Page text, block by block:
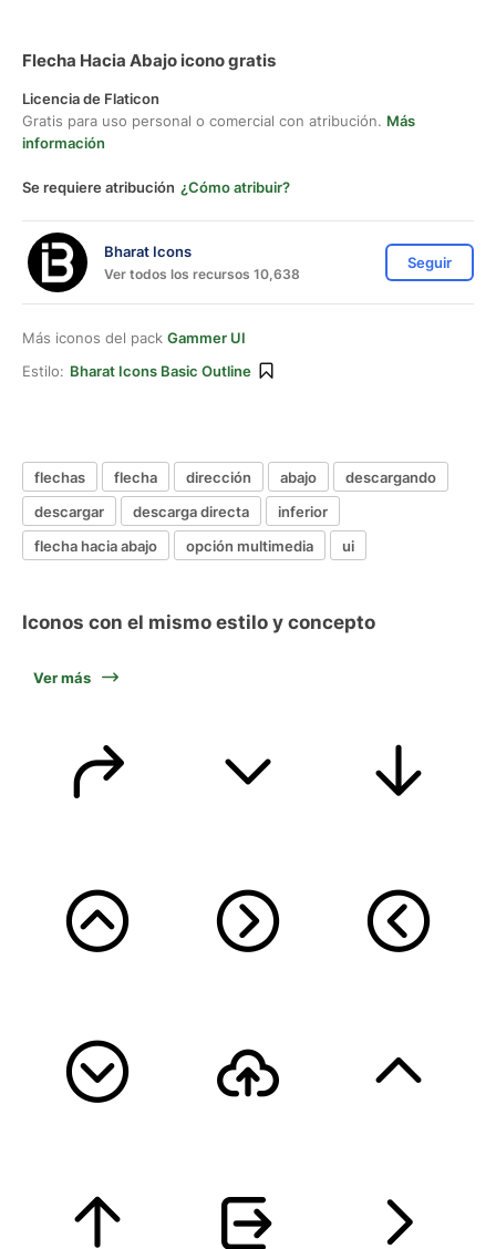
Flecha Hacia Abajo icono gratis
Licencia de Flaticon
Gratis para uso personal o comercial con atribución. Más
información
Se requiere atribución ¿Cómo atribuir?
Bharat Icons
Ver todos los recursos 10,638
Seguir
Más iconos del pack Gammer UI
Estilo: Bharat Icons Basic Outline
flechas flecha dirección abajo
descargando
descargar
descarga directa
inferior
flecha hacia abajo
opción multimedia ui
Iconos con el mismo estilo y concepto
Ver más